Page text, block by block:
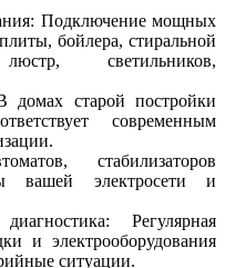
Подключение мощных
бойлера, стиральной
светильников,
домах старой постройки
современным
стабилизаторов
вашей электросети и
Регулярная
и электрооборудования
ситуации.